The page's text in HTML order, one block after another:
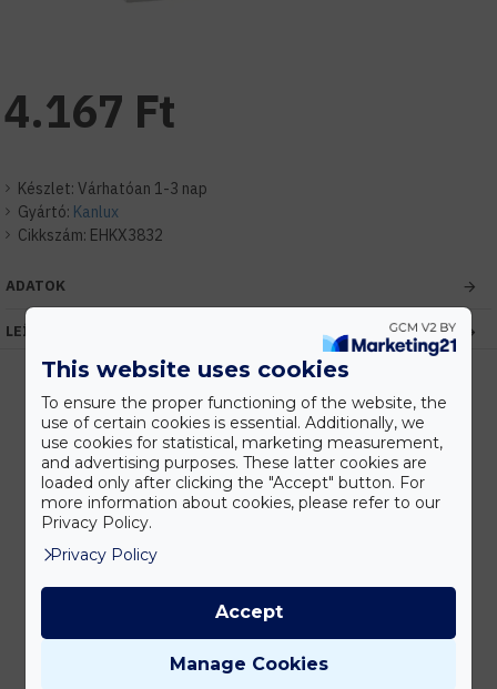
Készlet: Várhatóan 1-3 nap
Gyártó: Kanlux
Cikkszám: EHKX3832
4.167 Ft
ADATOK
LEÍRÁS
Kedvezmények
Vásárolj nagyobb mennyiségben és megadjuk a legjobb gyártói árakat.
Tanácsadás
This website uses cookies
To ensure the proper functioning of the website, the
use of certain cookies is essential. Additionally, we
use cookies for statistical, marketing measurement,
and advertising purposes. These latter cookies are
loaded only after clicking the "Accept" button. For
more information about cookies, please refer to our
Privacy Policy.
Privacy Policy
Manage Cookies
Accept